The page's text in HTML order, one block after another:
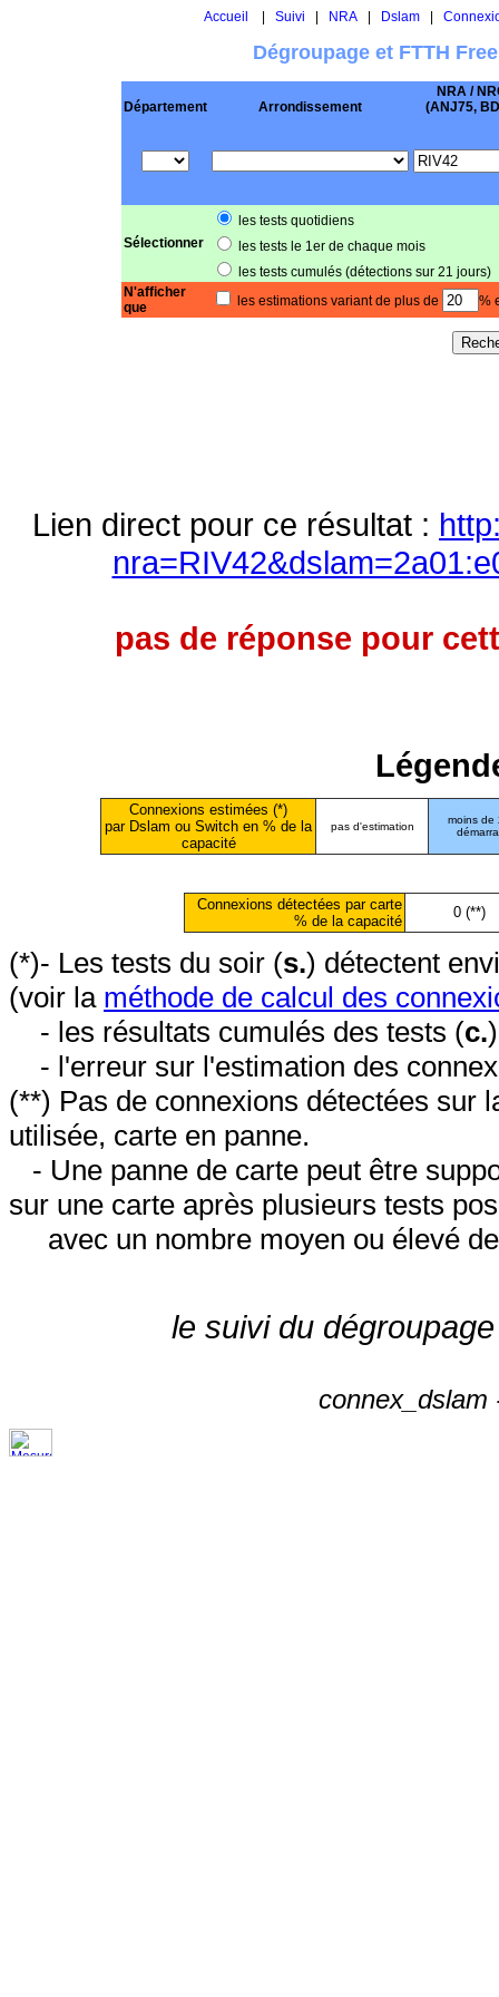
Accueil Suivi NRA| Dslam|
Dégroupage et FTTH
Département Arrondissement
NRA /
(ANJ75,
Sélectionner
les tests quotidiens
les tests le 1er de chaque mois
les tests cumulés (détections sur 21 jours)
N'afficher
que
les estimations variant de plus de %
Lien direct pour ce résultat :
pas de réponse pour
Connexions estimées (*)
par Dslam ou Switch en % de la
capacité
pas d'estimation
moins de
Connexions détectées par carte
% de la capacité
0 (**)
(*)- Les tests du soir (s.) détectent
(voir la méthode de calcul des
- les résultats cumulés des tests (c.
- l'erreur sur l'estimation des
(**) Pas de connexions détectées sur
utilisée, carte en panne.
- Une panne de carte peut être
sur une carte après plusieurs tests
avec un nombre moyen ou élevé
le suivi du
connex_dslam